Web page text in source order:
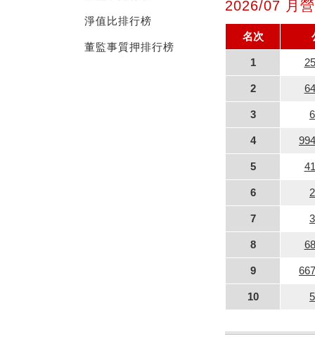
淨值比排行榜
董監事質押排行榜
2026/07 月
名次
1
2
3
4
5
6
7
8
9
10